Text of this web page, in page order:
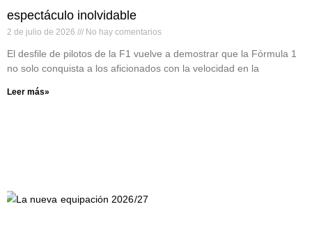
espectáculo inolvidable
2 de julio de 2026 No hay comentarios
El desfile de pilotos de la F1 vuelve a demostrar que la Fórmula 1
no solo conquista a los aficionados con la velocidad en la
Leer más»